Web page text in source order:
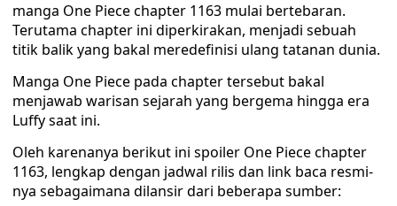
manga One Piece chapter 1163 mulai bertebaran.
Terutama chapter ini diperkirakan, menjadi sebuah
titik balik yang bakal meredefinisi ulang tatanan dunia.
Manga One Piece pada chapter tersebut bakal
menjawab warisan sejarah yang bergema hingga era
Luffy saat ini.
Oleh karenanya berikut ini spoiler One Piece chapter
1163, lengkap dengan jadwal rilis dan link baca resmi-
nya sebagaimana dilansir dari beberapa sumber: